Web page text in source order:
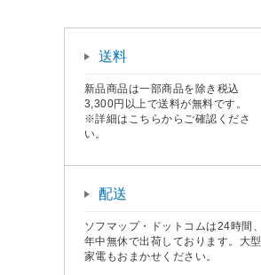
送料
新品商品は一部商品を除き税込
3,300円以上で送料が無料です。
※詳細はこちらからご確認くださ
い。
配送
ソフマップ・ドットコムは24時間、
年中無休で出荷しております。大型
家電もおまかせください。